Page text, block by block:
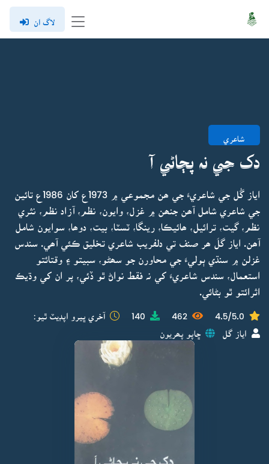
لاگ ان
شاعري
دک جي نہ پڄاڻي آ
اياز گُل جي شاعريءَ جي ھن مجموعي ۾ 1973ع کان 1986ع تائين
جي شاعري شامل آھن جنھن ۾ غزل، وايون، نظم، آزاد نظم، نثري
نظم، گيت، ترائيل، ھائيڪا، رينگا، ٽسٽا، بيت، دوھا، سوايون شامل
آھن. اياز گلَ ھر صنف تي دلفريب شاعري تخليق ڪئي آھي. سندس
غزلن ۾ سنڌي ٻوليءَ جي محاورن جو سھڻو، سبيتو ۽ وقتائتو
استعمال، سندس شاعريءَ کي نہ فقط نواڻ ٿو ڏئي، پر ان کي وڌيڪ
اثرائتو ٿو بڻائي.
4.5/5.0
462
140 آخري ڀيرو اپڊيٽ ٿيو:
اياز گل ڇاپو پھريون